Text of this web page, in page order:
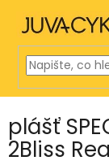
obsah
plášť
2Bliss